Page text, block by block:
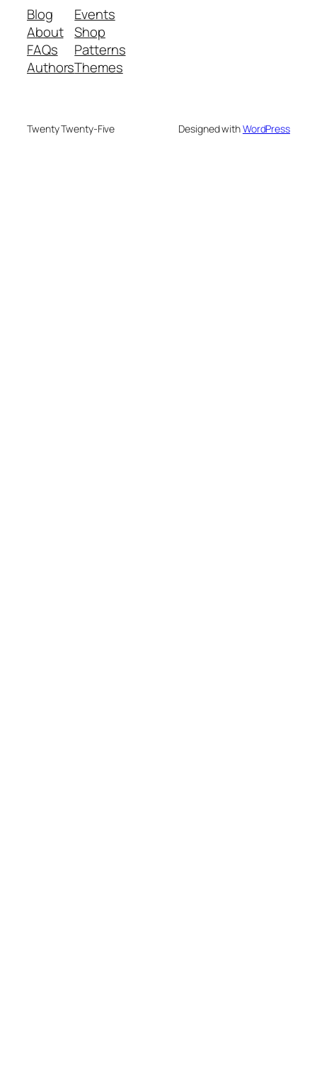
Blog
About
FAQs
Authors
Events
Shop
Patterns
Themes
Twenty Twenty-Five Designed withWordPress